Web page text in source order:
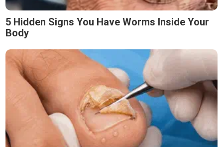
5 Hidden Signs You Have Worms Inside Your
Body